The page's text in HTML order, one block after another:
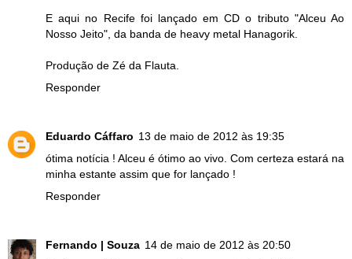
E aqui no Recife foi lançado em CD o tributo "Alceu Ao
Nosso Jeito", da banda de heavy metal Hanagorik.
Produção de Zé da Flauta.
Responder
Eduardo Cáffaro 13 de maio de 2012 às 19:35
ótima notícia ! Alceu é ótimo ao vivo. Com certeza estará na
minha estante assim que for lançado !
Responder
Fernando | Souza 14 de maio de 2012 às 20:50